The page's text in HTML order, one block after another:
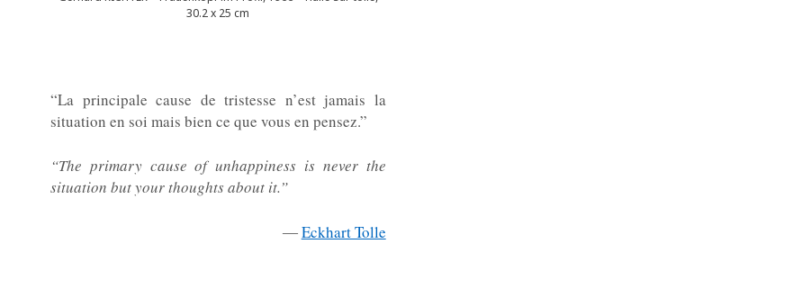
30.2 x 25 cm
“La principale cause de tristesse n’est jamais la
situation en soi mais bien ce que vous en pensez.”
“The primary cause of unhappiness is never the
situation but your thoughts about it.”
―Eckhart Tolle